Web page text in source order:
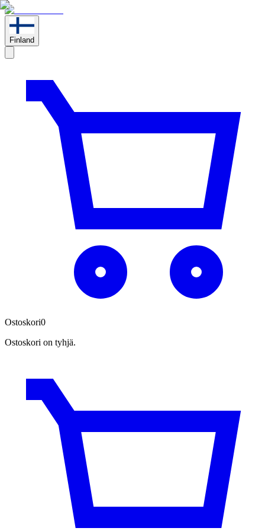
Finland
Ostoskori0
Ostoskori on tyhjä.